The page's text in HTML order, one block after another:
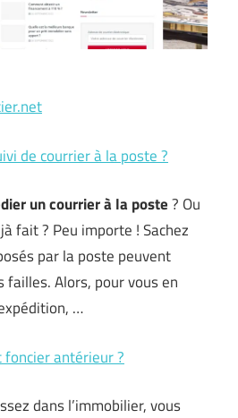
de courrier à la poste ?
un courrier à la poste? Ou
fait ? Peu importe ! Sachez
par la poste peuvent
Alors, pour vous en
…
antérieur ?
dans l’immobilier, vous